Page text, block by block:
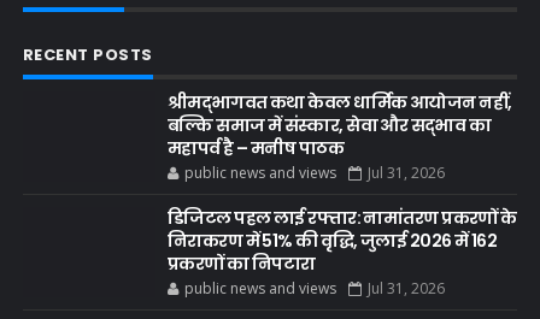
RECENT POSTS
श्रीमद्भागवत कथा केवल धार्मिक आयोजन नहीं,
बल्कि समाज में संस्कार, सेवा और सद्भाव का
महापर्व है – मनीष पाठक
public news and views Jul 31, 2026
डिजिटल पहल लाई रफ्तार: नामांतरण प्रकरणों के
निराकरण में 51% की वृद्धि, जुलाई 2026 में 162
प्रकरणों का निपटारा
public news and views Jul 31, 2026